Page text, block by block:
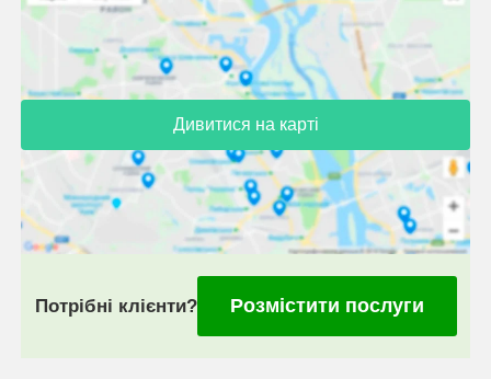
Дивитися на карті
Потрібні клієнти? Розмістити послуги